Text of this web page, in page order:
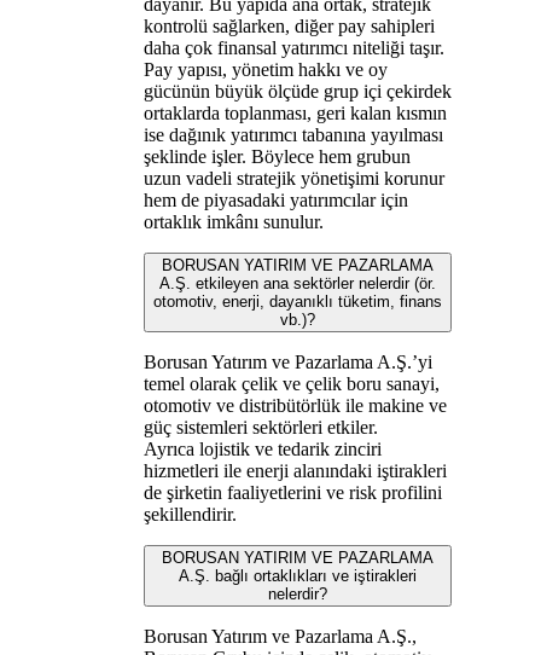
dayanır. Bu yapıda ana ortak, stratejik
kontrolü sağlarken, diğer pay sahipleri
daha çok finansal yatırımcı niteliği taşır.
Pay yapısı, yönetim hakkı ve oy
gücünün büyük ölçüde grup içi çekirdek
ortaklarda toplanması, geri kalan kısmın
ise dağınık yatırımcı tabanına yayılması
şeklinde işler. Böylece hem grubun
uzun vadeli stratejik yönetişimi korunur
hem de piyasadaki yatırımcılar için
ortaklık imkânı sunulur.
BORUSAN YATIRIM VE PAZARLAMA
A.Ş. etkileyen ana sektörler nelerdir (ör.
otomotiv, enerji, dayanıklı tüketim, finans
vb.)?
Borusan Yatırım ve Pazarlama A.Ş.’yi
temel olarak çelik ve çelik boru sanayi,
otomotiv ve distribütörlük ile makine ve
güç sistemleri sektörleri etkiler.
Ayrıca lojistik ve tedarik zinciri
hizmetleri ile enerji alanındaki iştirakleri
de şirketin faaliyetlerini ve risk profilini
şekillendirir.
BORUSAN YATIRIM VE PAZARLAMA
A.Ş. bağlı ortaklıkları ve iştirakleri
nelerdir?
Borusan Yatırım ve Pazarlama A.Ş.,